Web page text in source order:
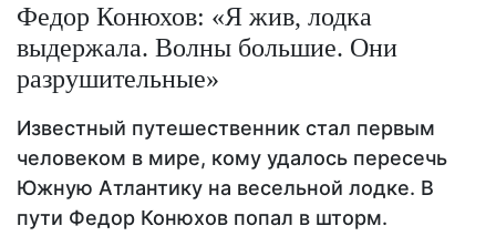
Федор Конюхов: «Я жив, лодка
выдержала. Волны большие. Они
разрушительные»
Известный путешественник стал первым
человеком в мире, кому удалось пересечь
Южную Атлантику на весельной лодке. В
пути Федор Конюхов попал в шторм.